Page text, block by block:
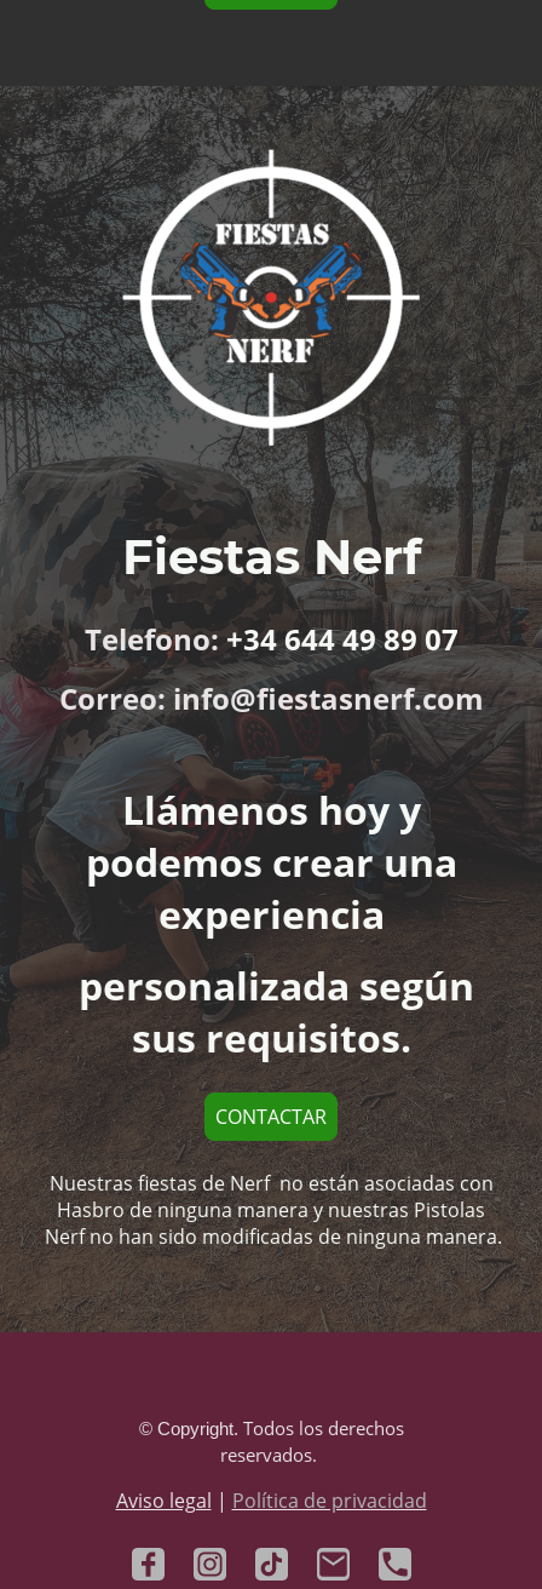
Fiestas Nerf
Telefono: +34 644 49 89 07
Correo: info@fiestasnerf.com
Llámenos hoy y
podemos crear una
experiencia
personalizada según
sus requisitos.
CONTACTAR
Nuestras fiestas de Nerf no están asociadas con
Hasbro de ninguna manera y nuestras Pistolas
Nerf no han sido modificadas de ninguna manera.
© Copyright. Todos los derechos
reservados.
Aviso legal | Política de privacidad